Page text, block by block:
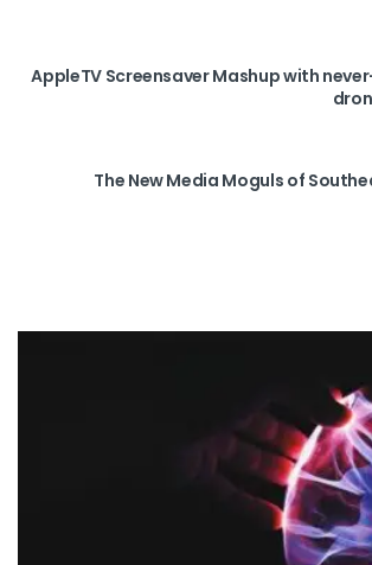
AppleTV Screensaver Mashup with
The New Media Moguls of